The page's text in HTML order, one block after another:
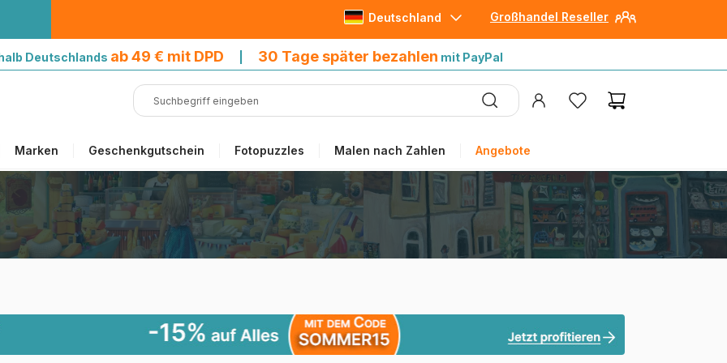
Großhandel Reseller
Deutschland
Deutschlands ab 49 € mit DPD 30 Tage später bezahlen mit PayPal
Marken Geschenkgutschein Fotopuzzles Malen nach Zahlen Angebote